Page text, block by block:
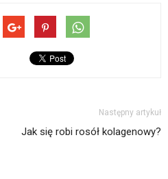
Następny artykuł
Jak się robi rosół kolagenowy?